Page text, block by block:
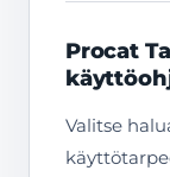
Procat
Valitse